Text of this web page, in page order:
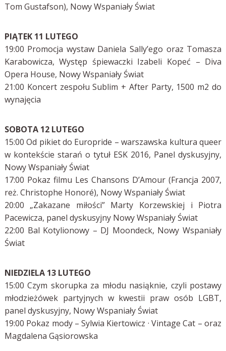
Tom Gustafson), Nowy Wspaniały Świat
PIĄTEK 11 LUTEGO
19:00 Promocja wystaw Daniela Sally’ego oraz Tomasza
Karabowicza, Występ śpiewaczki Izabeli Kopeć – Diva
Opera House, Nowy Wspaniały Świat
21:00 Koncert zespołu Sublim + After Party, 1500 m2 do
wynajęcia
SOBOTA 12 LUTEGO
15:00 Od pikiet do Europride – warszawska kultura queer
w kontekście starań o tytuł ESK 2016, Panel dyskusyjny,
Nowy Wspaniały Świat
17:00 Pokaz filmu Les Chansons D’Amour (Francja 2007,
reż. Christophe Honoré), Nowy Wspaniały Świat
20:00 „Zakazane miłości” Marty Korzewskiej i Piotra
Pacewicza, panel dyskusyjny Nowy Wspaniały Świat
22:00 Bal Kotylionowy – DJ Moondeck, Nowy Wspaniały
Świat
NIEDZIELA 13 LUTEGO
15:00 Czym skorupka za młodu nasiąknie, czyli postawy
młodzieżówek partyjnych w kwestii praw osób LGBT,
panel dyskusyjny, Nowy Wspaniały Świat
19:00 Pokaz mody – Sylwia Kiertowicz · Vintage Cat – oraz
Magdalena Gąsiorowska